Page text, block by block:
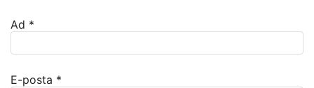
Ad *
E-posta *